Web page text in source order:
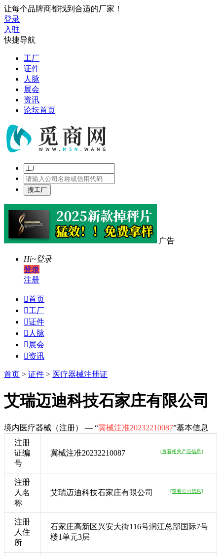
让每个品牌商都找到合适的厂家！
登录
入驻
快捷导航
工厂
证件
人脉
展会
资讯
论坛首页
广告
Hi~登录
登录
注册
首页
工厂
证件
 人脉
 展会
资讯
首页 > 证件 > 医疗器械注册证
艾瑞迈迪科技石家庄有限公司
境内医疗器械（注册） — “冀械注准20232210087”基本信息
注册
证编
号
冀械注准20232210087 [查看相关产品信息]
注册
人名
称
艾瑞迈迪科技石家庄有限公司 [查看公司信息]
注册
人住
所
石家庄高新区兴安大街116号润江总部国际7号
楼1单元3层